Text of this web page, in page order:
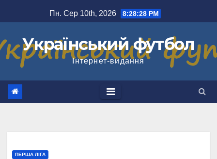
до
Пн. Сер 10th, 2026 8:28:29 PM
Український футбол
Інтернет-видання
ПЕРША ЛІГА